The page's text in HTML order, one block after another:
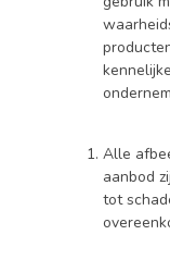
Alle
aanbod
tot